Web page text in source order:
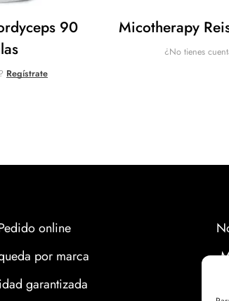
90
Regístrate
Micotherapy
¿No tienes
online
por marca
garantizada